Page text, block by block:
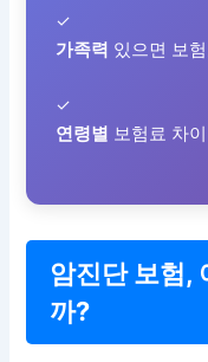
✓
가족력 있으면 보
✓
연령별 보험료 차
암진단 보험,
까?